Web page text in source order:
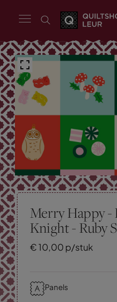
Merry Happy
Knight - Ruby
€10,00 p/stuk
Panels